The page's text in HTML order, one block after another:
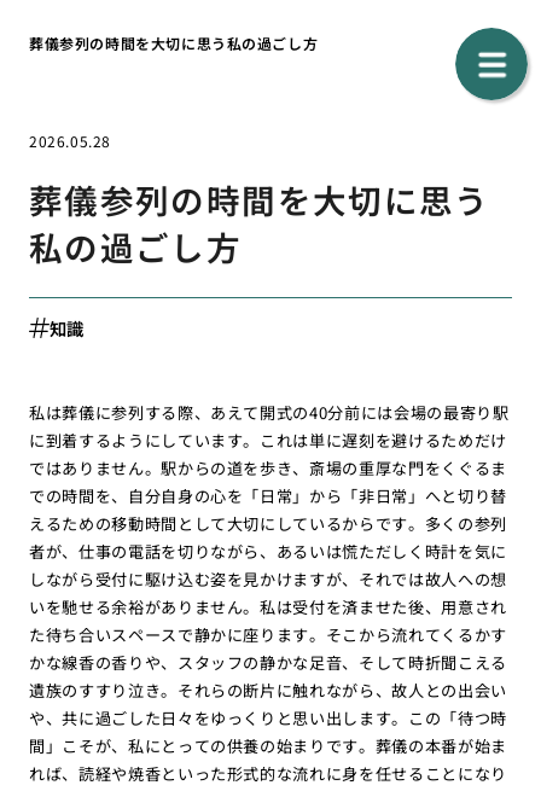
葬儀参列の時間を大切に思う私の過ごし方
2026.05.28
葬儀参列の時間を大切に思う
私の過ごし方
知識
私は葬儀に参列する際、あえて開式の40分前には会場の最寄り駅
に到着するようにしています。これは単に遅刻を避けるためだけ
ではありません。駅からの道を歩き、斎場の重厚な門をくぐるま
での時間を、自分自身の心を「日常」から「非日常」へと切り替
えるための移動時間として大切にしているからです。多くの参列
者が、仕事の電話を切りながら、あるいは慌ただしく時計を気に
しながら受付に駆け込む姿を見かけますが、それでは故人への想
いを馳せる余裕がありません。私は受付を済ませた後、用意され
た待ち合いスペースで静かに座ります。そこから流れてくるかす
かな線香の香りや、スタッフの静かな足音、そして時折聞こえる
遺族のすすり泣き。それらの断片に触れながら、故人との出会い
や、共に過ごした日々をゆっくりと思い出します。この「待つ時
間」こそが、私にとっての供養の始まりです。葬儀の本番が始ま
れば、読経や焼香といった形式的な流れに身を任せることになり